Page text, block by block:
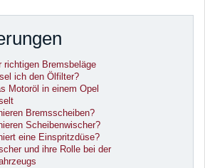
richtigen Bremsbeläge
ich den Ölfilter?
Motoröl in einem Opel
Bremsscheiben?
Scheibenwischer?
eine Einspritzdüse?
und ihre Rolle bei der